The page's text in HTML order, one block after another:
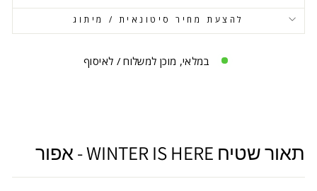
להצעת מחיר סיטונאית / מיתוג
במלאי, מוכן למשלוח / לאיסוף
תאור שטיח WINTER IS HERE - אפור